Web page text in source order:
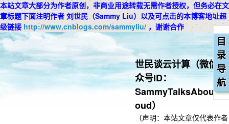
本站文章大部分为作者原创，非商业用途转载无需作者授权，但务必在文
章标题下面注明作者 刘世民（Sammy Liu）以及可点击的本博客地址超
级链接 http://www.cnblogs.com/sammyliu/ ，谢谢合作
世民谈云计算（微信公
众号ID：
SammyTalksAboutCl
oud）
（声明：本站文章仅代表作者
目
录
导
航